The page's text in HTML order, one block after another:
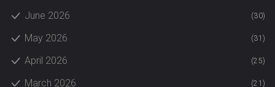
June 2026 (30)
May 2026 (31)
April 2026 (25)
March 2026 (21)